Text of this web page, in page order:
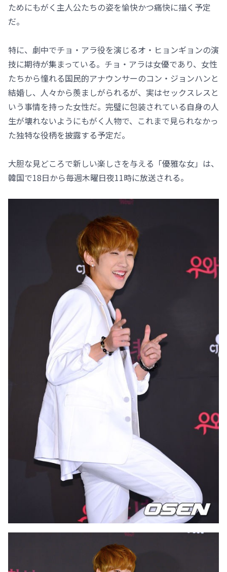
ためにもがく主人公たちの姿を愉快かつ痛快に描く予定
だ。
特に、劇中でチョ・アラ役を演じるオ・ヒョンギョンの演
技に期待が集まっている。チョ・アラは女優であり、女性
たちから憧れる国民的アナウンサーのコン・ジョンハンと
結婚し、人々から羨ましがられるが、実はセックスレスと
いう事情を持った女性だ。完璧に包装されている自身の人
生が壊れないようにもがく人物で、これまで見られなかっ
た独特な役柄を披露する予定だ。
大胆な見どころで新しい楽しさを与える「優雅な女」は、
韓国で18日から毎週木曜日夜11時に放送される。